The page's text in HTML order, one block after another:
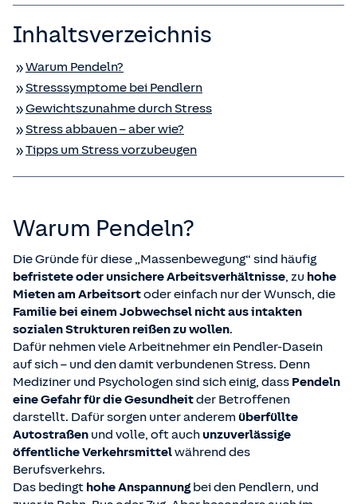
Inhaltsverzeichnis
Warum Pendeln?
Stresssymptome bei Pendlern
Gewichtszunahme durch Stress
Stress abbauen – aber wie?
Tipps um Stress vorzubeugen
Warum Pendeln?
Die Gründe für diese „Massenbewegung“ sind häufig
befristete oder unsichere Arbeitsverhältnisse, zu hohe
Mieten am Arbeitsortoder einfach nur der Wunsch, die
Familie bei einem Jobwechsel nicht aus intakten
sozialen Strukturen reißen zu wollen.
Dafür nehmen viele Arbeitnehmer ein Pendler-Dasein
auf sich – und den damit verbundenen Stress. Denn
Mediziner und Psychologen sind sich einig, dass Pendeln
eine Gefahr für die Gesundheitder Betroffenen
darstellt. Dafür sorgen unter anderem überfüllte
Autostraßen und volle, oft auchunzuverlässige
öffentliche Verkehrsmittelwährend des
Berufsverkehrs.
Das bedingt hohe Anspannungbei den Pendlern, und